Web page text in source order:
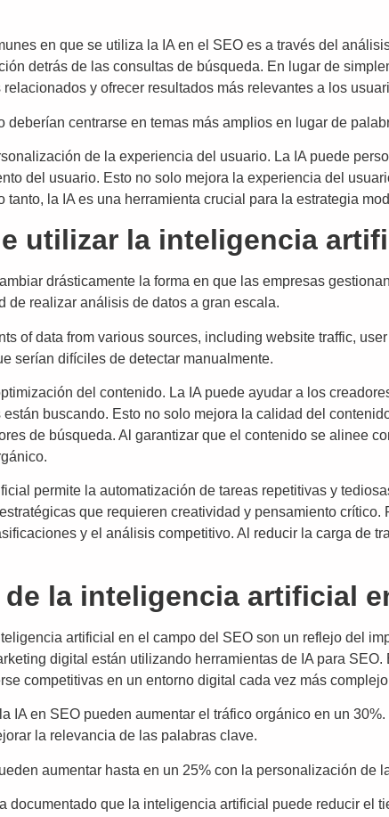
en que se utiliza la IA en el SEO es a través del
detrás de las consultas de búsqueda. En lugar de
relacionados y ofrecer resultados más relevantes a los
deberían centrarse en temas más amplios en lugar de
de la experiencia del usuario. La IA puede
del usuario. Esto no solo mejora la experiencia del
tanto, la IA es una herramienta crucial para la estrategia
utilizar la inteligencia
drásticamente la forma en que las empresas
de realizar análisis de datos a gran escala.
of data from various sources, including website traffic,
serían difíciles de detectar manualmente.
del contenido. La IA puede ayudar a los
buscando. Esto no solo mejora la calidad del
de búsqueda. Al garantizar que el contenido se alinee
permite la automatización de tareas repetitivas y
que requieren creatividad y pensamiento
y el análisis competitivo. Al reducir la carga de
la inteligencia artificial
artificial en el campo del SEO son un reflejo del
digital están utilizando herramientas de IA para
competitivas en un entorno digital cada vez más
IA en SEO pueden aumentar el tráfico orgánico en un
la relevancia de las palabras clave.
aumentar hasta en un 25% con la personalización de
documentado que la inteligencia artificial puede reducir el